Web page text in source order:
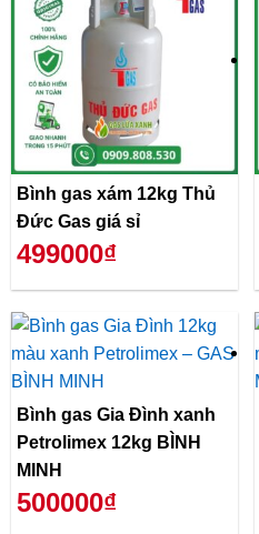
Bình gas xám 12kg Thủ
Đức Gas giá sỉ
499000₫
Bình gas Gia Đình xanh
Petrolimex 12kg BÌNH
MINH
500000₫